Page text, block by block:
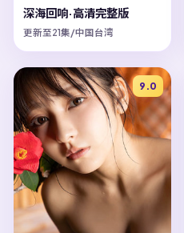
深海回响·高清完整版
更新至21集/中国台湾
9.0